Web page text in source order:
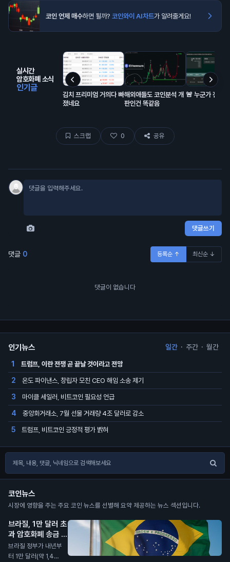
코인 언제 매수하면 될까? 코인와이 AI차트가 알려줄게요!
실시간
암호화폐 소식
인기글
김치 프리미엄 거의다 빠
졌네요
해외애들도 코인분석 개
판인건 똑같음
🚨 누군가 전부
스크랩 0 공유
댓글쓰기
댓글 0 등록순 ↑ 최신순 ↓
댓글이 없습니다
인기뉴스 일간 · 주간 · 월간
1 트럼프, 이란 전쟁 곧 끝날 것이라고 전망
2 온도 파이낸스, 창립자 모친 CEO 해임 소송 제기
3 마이클 세일러, 비트코인 필요성 언급
4 중앙화거래소, 7월 선물 거래량 4조 달러로 감소
5 트럼프, 비트코인 긍정적 평가 밝혀
코인뉴스
시장에 영향을 주는 주요 코인 뉴스를 선별해 요약 제공하는 뉴스 섹션입니다.
브라질, 1만 달러 초
과 암호화폐 송금 지
연 발표
N
브라질 정부가 내년부
터 1만 달러(약 1,400